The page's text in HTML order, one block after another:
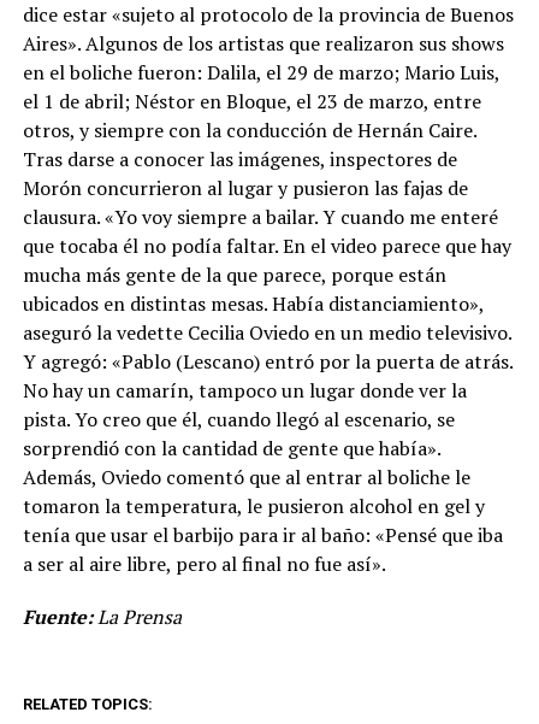
dice estar «sujeto al protocolo de la provincia de Buenos
Aires». Algunos de los artistas que realizaron sus shows
en el boliche fueron: Dalila, el 29 de marzo; Mario Luis,
el 1 de abril; Néstor en Bloque, el 23 de marzo, entre
otros, y siempre con la conducción de Hernán Caire.
Tras darse a conocer las imágenes, inspectores de
Morón concurrieron al lugar y pusieron las fajas de
clausura. «Yo voy siempre a bailar. Y cuando me enteré
que tocaba él no podía faltar. En el video parece que hay
mucha más gente de la que parece, porque están
ubicados en distintas mesas. Había distanciamiento»,
aseguró la vedette Cecilia Oviedo en un medio televisivo.
Y agregó: «Pablo (Lescano) entró por la puerta de atrás.
No hay un camarín, tampoco un lugar donde ver la
pista. Yo creo que él, cuando llegó al escenario, se
sorprendió con la cantidad de gente que había».
Además, Oviedo comentó que al entrar al boliche le
tomaron la temperatura, le pusieron alcohol en gel y
tenía que usar el barbijo para ir al baño: «Pensé que iba
a ser al aire libre, pero al final no fue así».
Fuente:La Prensa
RELATED TOPICS: